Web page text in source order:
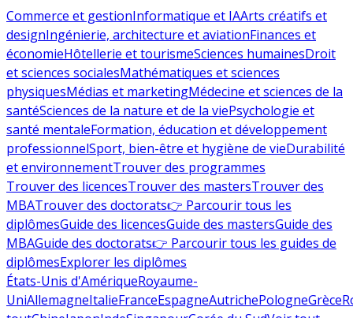
Commerce et gestionInformatique et IAArts créatifs et
designIngénierie, architecture et aviationFinances et
économieHôtellerie et tourismeSciences humainesDroit
et sciences socialesMathématiques et sciences
physiquesMédias et marketingMédecine et sciences de la
santéSciences de la nature et de la viePsychologie et
santé mentaleFormation, éducation et développement
professionnelSport, bien-être et hygiène de vieDurabilité
et environnementTrouver des programmes
Trouver des licencesTrouver des mastersTrouver des
MBATrouver des doctorats👉 Parcourir tous les
diplômesGuide des licencesGuide des mastersGuide des
MBAGuide des doctorats👉 Parcourir tous les guides de
diplômesExplorer les diplômes
États-Unis d'AmériqueRoyaume-
UniAllemagneItalieFranceEspagneAutrichePologneGrèce